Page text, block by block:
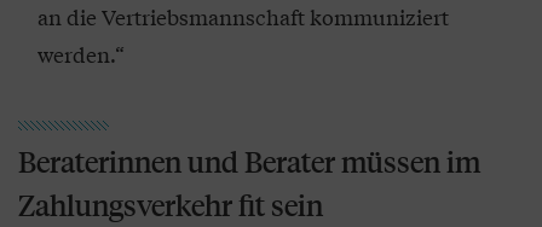
an die Vertriebsmannschaft kommuniziert
werden.“
Beraterinnen und Berater müssen im
Zahlungsverkehr fit sein